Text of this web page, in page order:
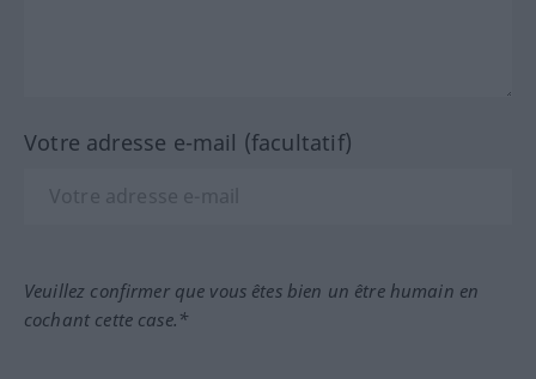
Votre adresse e-mail (facultatif)
Veuillez confirmer que vous êtes bien un être humain en
cochant cette case.*